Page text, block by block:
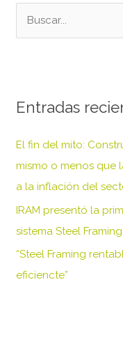
a
p
o
r
:
Entradas
El fin del mito:
mismo o menos que
a la inflación del
IRAM presentó la
sistema Steel Framing
“Steel Framing
eficiencte”